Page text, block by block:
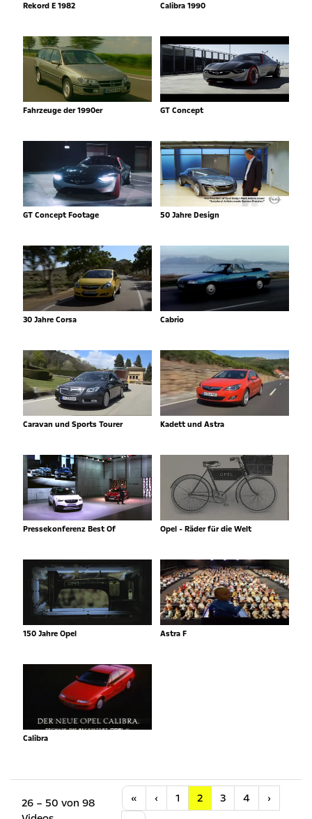
Rekord E 1982 Calibra 1990
Fahrzeuge der 1990er GT Concept
GT Concept Footage 50 Jahre Design
30 Jahre Corsa Cabrio
Caravan und Sports Tourer Kadett und Astra
Pressekonferenz Best Of Opel - Räder für die Welt
150 Jahre Opel Astra F
Calibra
26 – 50 von 98
«Anfang
‹Vorherige
1 2 3 4 ›Nächste